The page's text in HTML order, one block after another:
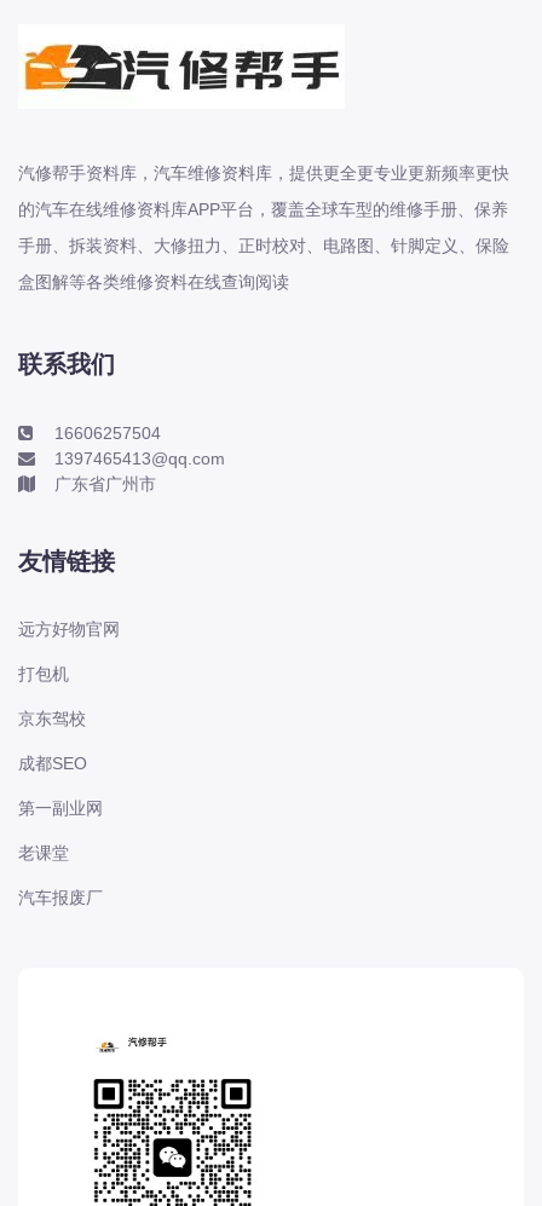
本田-东风本田
本田-广州本田
标致
标致
标致-进口
比亚迪
比亚迪-海外版
比速
C
传祺
昌河
长安
长安-凯程
长安-欧尚
D
东南
东风富康
东风小康
东风景逸
东风纳米
汽修帮手资料库，汽车维修资料库，提供更全更专业更新频率更快
的汽车在线维修资料库APP平台，覆盖全球车型的维修手册、保养
手册、拆装资料、大修扭力、正时校对、电路图、针脚定义、保险
盒图解等各类维修资料在线查询阅读
联系我们
16606257504
1397465413@qq.com
广东省广州市
友情链接
远方好物官网
打包机
京东驾校
成都SEO
第一副业网
老课堂
汽车报废厂